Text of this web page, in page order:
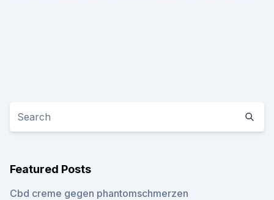
Featured Posts
Cbd creme gegen phantomschmerzen